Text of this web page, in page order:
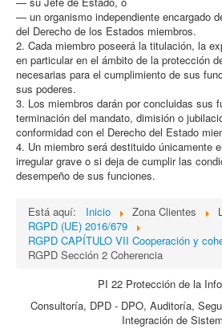
— un organismo independiente encargado
del Derecho de los Estados miembros.
2. Cada miembro poseerá la titulación, la
en particular en el ámbito de la protección
necesarias para el cumplimiento de sus
sus poderes.
3. Los miembros darán por concluidas sus
terminación del mandato, dimisión o
conformidad con el Derecho del Estado
4. Un miembro será destituido únicamente
irregular grave o si deja de cumplir las
desempeño de sus funciones.
Está aquí: Inicio Zona Clientes
RGPD (UE) 2016/679
RGPD CAPÍTULO VII Cooperación y
RGPD Sección 2 Coherencia
PI 22 Protección de la
Consultoría, DPD - DPO, Auditoría,
Integración de